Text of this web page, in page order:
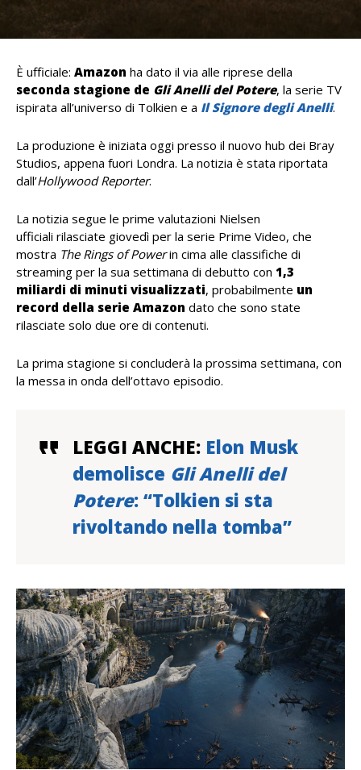
È ufficiale: Amazon ha dato il via alle riprese della
seconda stagione de Gli Anelli del Potere, la serie TV
ispirata all’universo di Tolkien e a Il Signore degli Anelli.
La produzione è iniziata oggi presso il nuovo hub dei Bray
Studios, appena fuori Londra. La notizia è stata riportata
dall’Hollywood Reporter.
La notizia segue le prime valutazioni Nielsen
ufficiali rilasciate giovedì per la serie Prime Video, che
mostra The Rings of Powerin cima alle classifiche di
streaming per la sua settimana di debutto con 1,3
miliardi di minuti visualizzati, probabilmente un
record della serie Amazon dato che sono state
rilasciate solo due ore di contenuti.
La prima stagione si concluderà la prossima settimana, con
la messa in onda dell’ottavo episodio.
LEGGI ANCHE: Elon Musk
demolisce Gli Anelli del
Potere: “Tolkien si sta
rivoltando nella tomba”